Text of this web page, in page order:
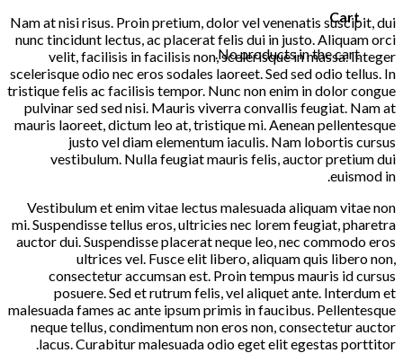
Cart
No products in the cart.
Nam at nisi risus. Proin pretium, dolor vel venenatis suscipit, dui
nunc tincidunt lectus, ac placerat felis dui in justo. Aliquam orci
velit, facilisis in facilisis non, scelerisque in massa. Integer
scelerisque odio nec eros sodales laoreet. Sed sed odio tellus. In
tristique felis ac facilisis tempor. Nunc non enim in dolor congue
pulvinar sed sed nisi. Mauris viverra convallis feugiat. Nam at
mauris laoreet, dictum leo at, tristique mi. Aenean pellentesque
justo vel diam elementum iaculis. Nam lobortis cursus
vestibulum. Nulla feugiat mauris felis, auctor pretium dui
euismod in.
Vestibulum et enim vitae lectus malesuada aliquam vitae non
mi. Suspendisse tellus eros, ultricies nec lorem feugiat, pharetra
auctor dui. Suspendisse placerat neque leo, nec commodo eros
ultrices vel. Fusce elit libero, aliquam quis libero non,
consectetur accumsan est. Proin tempus mauris id cursus
posuere. Sed et rutrum felis, vel aliquet ante. Interdum et
malesuada fames ac ante ipsum primis in faucibus. Pellentesque
neque tellus, condimentum non eros non, consectetur auctor
lacus. Curabitur malesuada odio eget elit egestas porttitor.